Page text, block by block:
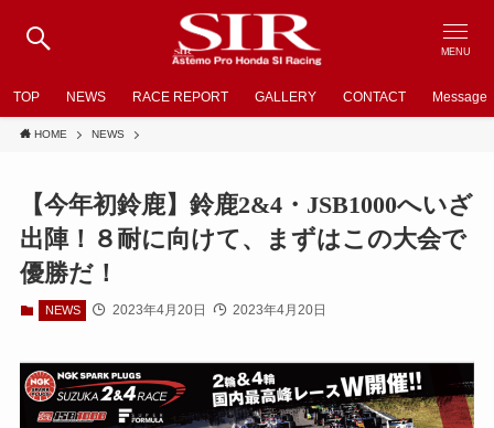
MENU
TOP NEWS RACE REPORT GALLERY CONTACT Message
HOME NEWS
【今年初鈴鹿】鈴鹿2&4・JSB1000へいざ
出陣！８耐に向けて、まずはこの大会で
優勝だ！
NEWS 2023年4月20日 2023年4月20日